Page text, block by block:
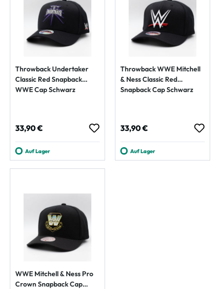
Throwback Undertaker
Classic Red Snapback
WWE Cap Schwarz
Regulärer Preis:
33,90 €
Auf Lager
Throwback WWE Mitchell
& Ness Classic Red
Snapback Cap Schwarz
Regulärer Preis:
33,90 €
Auf Lager
WWE Mitchell & Ness Pro
Crown Snapback Cap